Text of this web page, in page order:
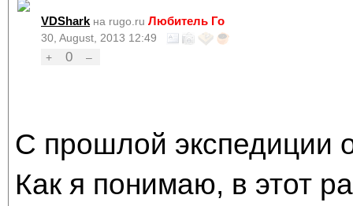
VDShark на rugo.ru Любитель Го
30, August, 2013 12:49
+
0 –
С прошлой экспедиции
Как я понимаю, в этот